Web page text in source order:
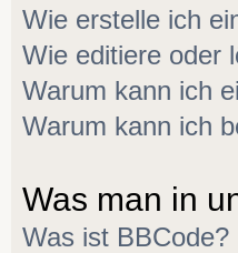
Wie erstelle ich
Wie editiere oder
Warum kann ich
Warum kann ich
Was man in
Was ist BBCode?